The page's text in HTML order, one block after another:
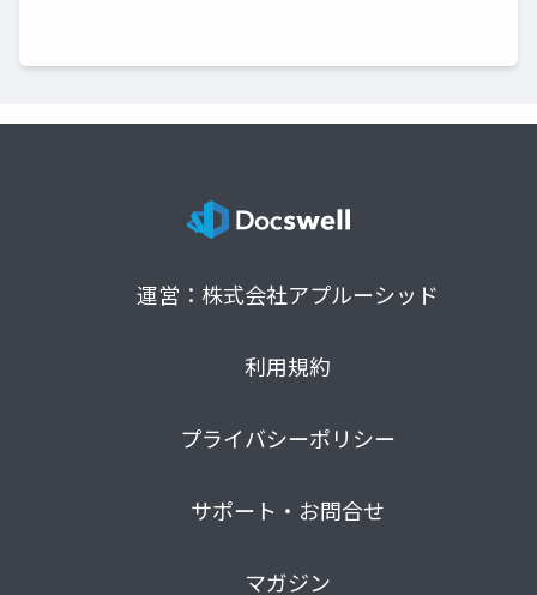
運営：株式会社アプルーシッド
利用規約
プライバシーポリシー
サポート・お問合せ
マガジン